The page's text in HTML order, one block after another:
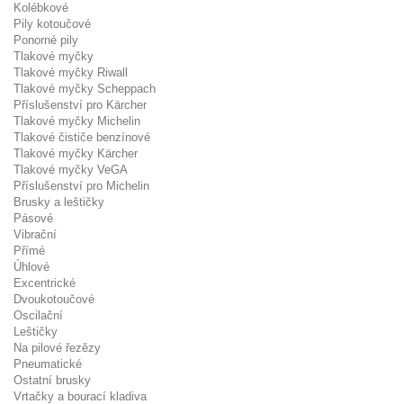
Kolébkové
Pily kotoučové
Ponorné pily
Tlakové myčky
Tlakové myčky Riwall
Tlakové myčky Scheppach
Příslušenství pro Kärcher
Tlakové myčky Michelin
Tlakové čističe benzínové
Tlakové myčky Kärcher
Tlakové myčky VeGA
Příslušenství pro Michelin
Brusky a leštičky
Pásové
Vibrační
Přímé
Úhlové
Excentrické
Dvoukotoučové
Oscilační
Leštičky
Na pilové řezězy
Pneumatické
Ostatní brusky
Vrtačky a bourací kladiva